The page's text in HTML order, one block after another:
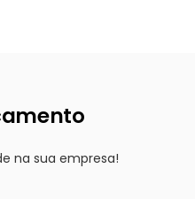
na sua empresa!